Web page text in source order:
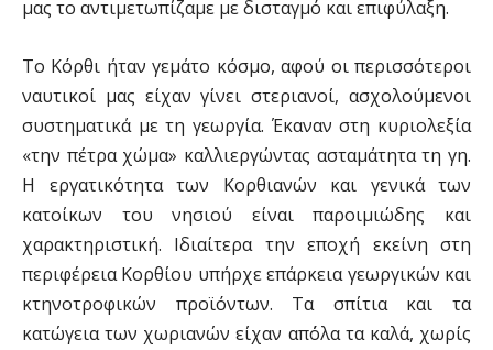
μας το αντιμετωπίζαμε με δισταγμό και επιφύλαξη.
Το Κόρθι ήταν γεμάτο κόσμο, αφού οι περισσότεροι
ναυτικοί μας είχαν γίνει στεριανοί, ασχολούμενοι
συστηματικά με τη γεωργία. Έκαναν στη κυριολεξία
«την πέτρα χώμα» καλλιεργώντας ασταμάτητα τη γη.
Η εργατικότητα των Κορθιανών και γενικά των
κατοίκων του νησιού είναι παροιμιώδης και
χαρακτηριστική. Ιδιαίτερα την εποχή εκείνη στη
περιφέρεια Κορθίου υπήρχε επάρκεια γεωργικών και
κτηνοτροφικών προϊόντων. Τα σπίτια και τα
κατώγεια των χωριανών είχαν απ΄όλα τα καλά, χωρίς